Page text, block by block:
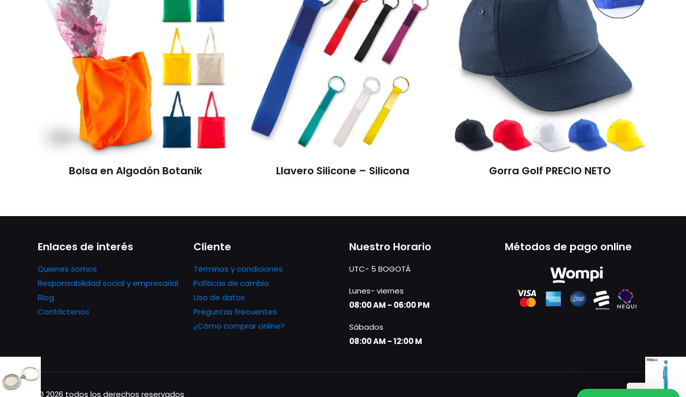
Bolsa en Algodón Botanik Llavero Silicone – Silicona Gorra Golf PRECIO NETO
Enlaces de interés
Quienes somos
Responsabilidad social y empresarial
Blog
Contáctenos
Cliente
Términos y condiciones
Políticas de cambio
Uso de datos
Preguntas frecuentes
¿Cómo comprar online?
Nuestro Horario
UTC- 5 BOGOTÁ
Lunes- viernes
08:00 AM - 06:00 PM
Sábados
08:00 AM - 12:00 M
Métodos de pago online
© 2026 todos los derechos reservados